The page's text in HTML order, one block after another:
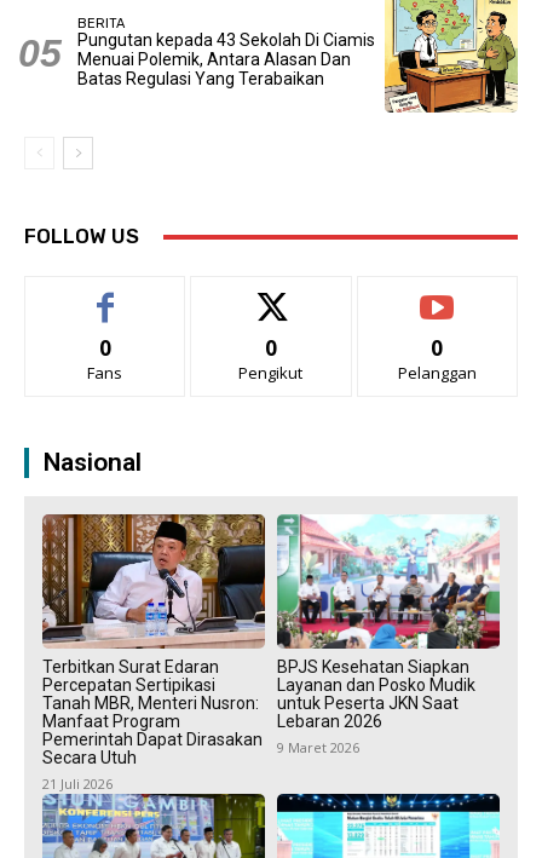
BERITA
Pungutan kepada 43 Sekolah Di Ciamis
Menuai Polemik, Antara Alasan Dan
Batas Regulasi Yang Terabaikan
FOLLOW US
0
Fans
0
Pengikut
0
Pelanggan
Nasional
Terbitkan Surat Edaran
Percepatan Sertipikasi
Tanah MBR, Menteri Nusron:
Manfaat Program
Pemerintah Dapat Dirasakan
Secara Utuh
21 Juli 2026
BPJS Kesehatan Siapkan
Layanan dan Posko Mudik
untuk Peserta JKN Saat
Lebaran 2026
9 Maret 2026